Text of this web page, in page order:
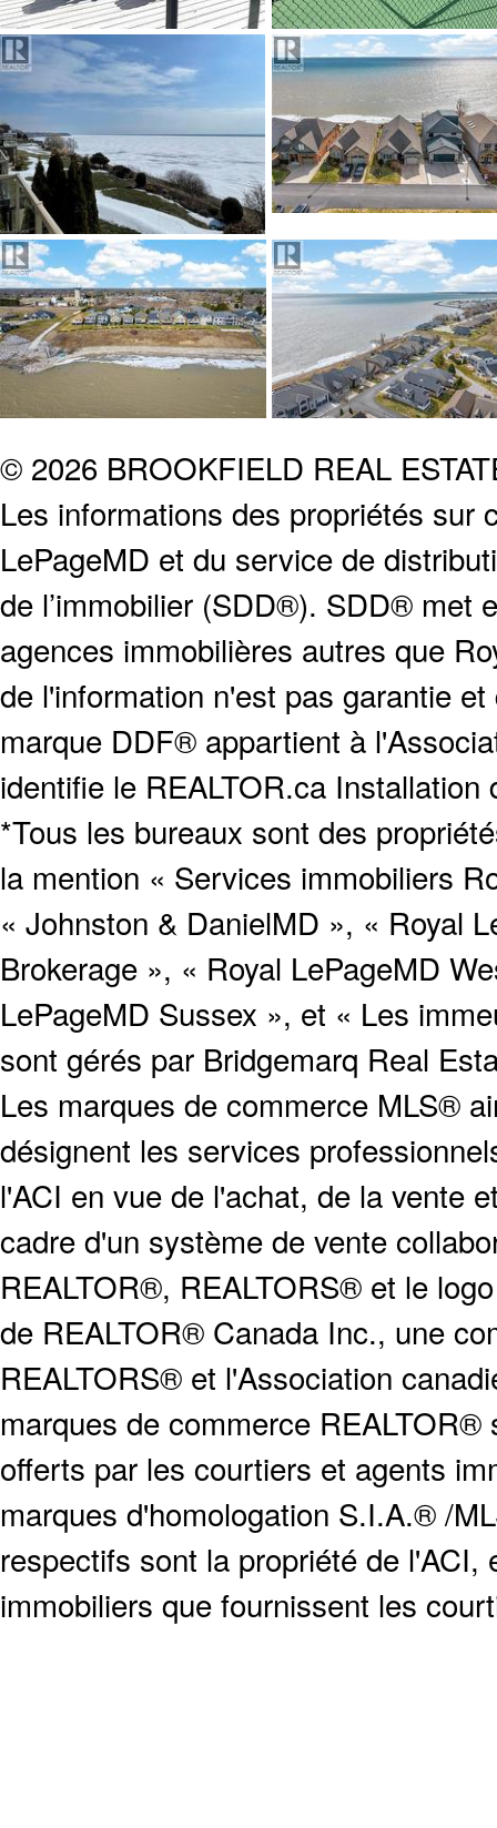
© 2026 BROOKFIELD REAL
Les informations des propriétés sur
LePageMD et du service de
de l’immobilier (SDD®). SDD® met
agences immobilières autres que
de l'information n'est pas garantie
marque DDF® appartient à
identifie le REALTOR.ca
*Tous les bureaux sont des
la mention « Services immobiliers
« Johnston & DanielMD », « Royal
Brokerage », « Royal LePageMD
LePageMD Sussex », et « Les
sont gérés par Bridgemarq Real
Les marques de commerce MLS®
désignent les services
l'ACI en vue de l'achat, de la vente
cadre d'un système de vente
REALTOR®, REALTORS® et le
de REALTOR® Canada Inc., une
REALTORS® et l'Association
marques de commerce
offerts par les courtiers et agents
marques d'homologation S.I.A.® /
respectifs sont la propriété de
immobiliers que fournissent les